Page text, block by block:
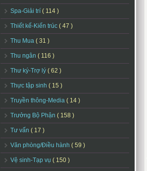
Spa-Giải trí ( 114 )
Thiết kế-Kiến trúc ( 47 )
Thu Mua ( 31 )
Thu ngân ( 116 )
Thư ký-Trợ lý ( 62 )
Thực tập sinh ( 15 )
Truyền thông-Media ( 14 )
Trưởng Bộ Phận ( 158 )
Tư vấn ( 17 )
Văn phòng/Điều hành ( 59 )
Vệ sinh-Tạp vụ ( 150 )